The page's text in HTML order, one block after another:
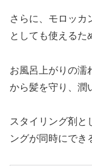
さらに、モロッカ
としても使えるた
お風呂上がりの濡
から髪を守り、潤
スタイリング剤と
ングが同時にでき